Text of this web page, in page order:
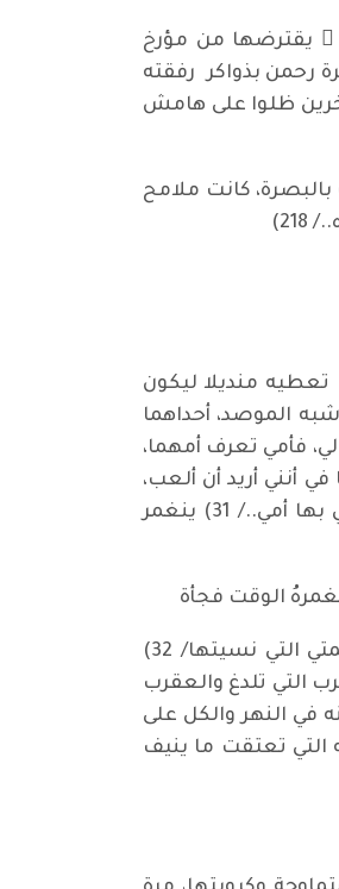
يقترضها من مؤرخ
تستعين ذاكرة رحمن بذواكر رفقته
ظلوا على هامش
كانت ملامح
تعطيه منديلا ليكون
الموصد، أحداهما
فأمي تعرف أمهما،
أنني أريد أن ألعب،
فأشارا إلي أن أدخل البيت. فكرّت بيني وبين نفسي، سألعب وقتا قصيرا ثم اكملُ طريقي بعد ذلك لتأدية المهمة التي كلفتني بها أمي../ 31) ينغمر
الوقت فجأة
تنمد يده في جيب دشداشته(فتلمستُ المنديل الذي اعطته أمي لي وكأن عقربا لسعتني وشعرت بخوف خفي وأنا أتذكر مهمتي التي نسيتها/ 32)
التي تلدغ والعقرب
النهر والكل على
التي تعتقت ما ينيف